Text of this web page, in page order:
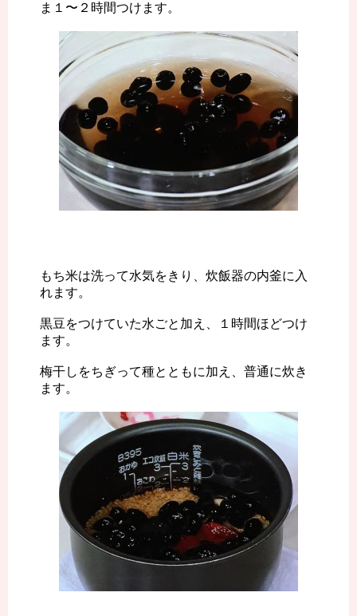
ま１〜２時間つけます。
もち米は洗って水気をきり、炊飯器の内釜に入
れます。
黒豆をつけていた水ごと加え、１時間ほどつけ
ます。
梅干しをちぎって種とともに加え、普通に炊き
ます。